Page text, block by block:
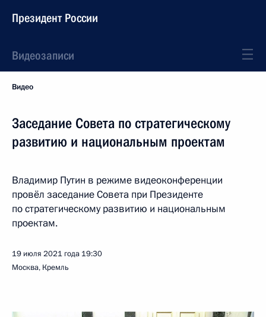
Президент России
Видеозаписи
Видео
Заседание Совета по стратегическому
развитию и национальным проектам
Владимир Путин в режиме видеоконференции
провёл заседание Совета при Президенте
по стратегическому развитию и национальным
проектам.
19 июля 2021 года 19:30
Москва, Кремль